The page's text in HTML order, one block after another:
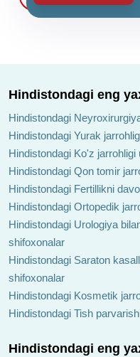
Hindistondagi eng
Hindistondagi
Hindistondagi Yurak
Hindistondagi Ko'z
Hindistondagi Qon tomir
Hindistondagi Fertillikni
Hindistondagi Ortopedik
Hindistondagi Urologiya
shifoxonalar
Hindistondagi Saraton
shifoxonalar
Hindistondagi Kosmetik
Hindistondagi Tish
Hindistondagi eng